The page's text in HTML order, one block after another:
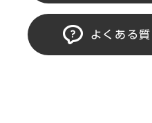
よくある